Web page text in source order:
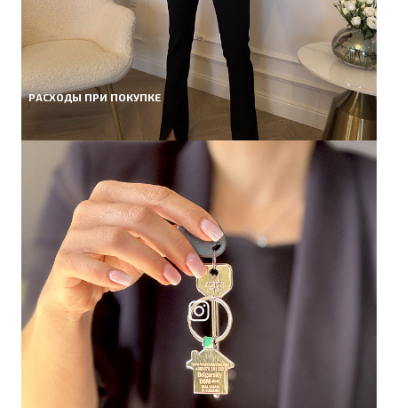
РАСХОДЫ ПРИ ПОКУПКЕ